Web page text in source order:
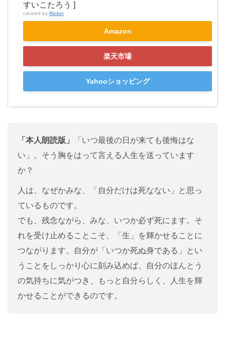
すいこたろう ]
created by Rinker
Amazon
楽天市場
Yahooショッピング
「本人朗読版」
「いつ最後の日が来ても後悔はな
い」。そう胸をはって言える人生を送っています
か？
人は、なぜかみな、「自分だけは死なない」と思っ
ているものです。
でも、残念ながら、みな、いつか必ず死にます。そ
れを受け止めることこそ、「生」を輝かせることに
つながります。自分が「いつか死ぬ身である」とい
うことをしっかり心に刻み込めば、自分のほんとう
の気持ちに気がつき、もっと自分らしく、人生を輝
かせることができるのです。